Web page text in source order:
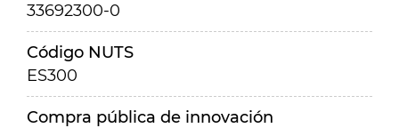
33692300-0
Código NUTS
ES300
Compra pública de innovación